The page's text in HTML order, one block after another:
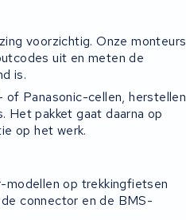
voorzichtig. Onze monteurs
uit en meten de
is.
of Panasonic-cellen, herstellen
Het pakket gaat daarna op
op het werk.
modellen op trekkingfietsen
connector en de BMS-